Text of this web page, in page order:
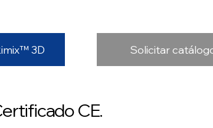
3D Solicitar
CE.